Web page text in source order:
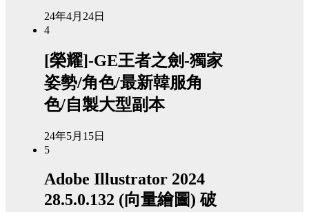
24年4月24日
4
[榮耀]-GE王者之劍-獨家
姿勢/角色/最新韓服角
色/自製大型副本
24年5月15日
5
Adobe Illustrator 2024
28.5.0.132 (向量繪圖) 破